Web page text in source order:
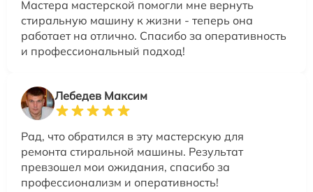
Мастера мастерской помогли мне вернуть
стиральную машину к жизни - теперь она
работает на отлично. Спасибо за оперативность
и профессиональный подход!
Лебедев Максим
Рад, что обратился в эту мастерскую для
ремонта стиральной машины. Результат
превзошел мои ожидания, спасибо за
профессионализм и оперативность!